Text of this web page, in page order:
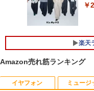
B/
ス
￥
5
中
￥
ゲ
ー
証]
￥
楽天
Amazon売れ筋ランキング
イヤフォン ミュージ